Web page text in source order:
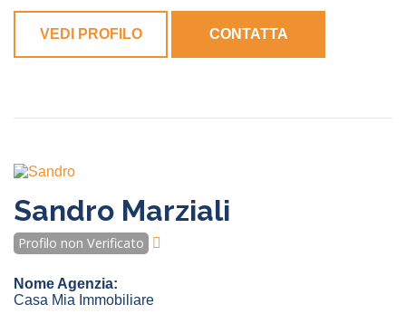
VEDI PROFILO CONTATTA
Sandro Marziali
Profilo non Verificato
Nome Agenzia:
Casa Mia Immobiliare